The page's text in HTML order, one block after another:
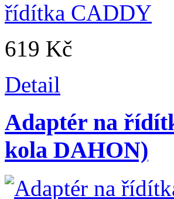
619 Kč
Detail
Adaptér na
kola DAHON)